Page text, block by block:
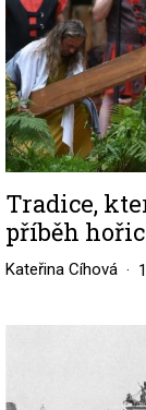
Tradice,
příběh
Kateřina Cíhová